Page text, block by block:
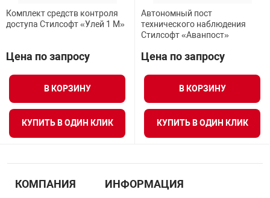
Комплект средств контроля
доступа Стилсофт «Улей 1 М»
Цена по запросу
В КОРЗИНУ
КУПИТЬ В ОДИН КЛИК
Автономный пост
технического наблюдения
Стилсофт «Аванпост»
Цена по запросу
В КОРЗИНУ
КУПИТЬ В ОДИН КЛИК
КОМПАНИЯ ИНФОРМАЦИЯ